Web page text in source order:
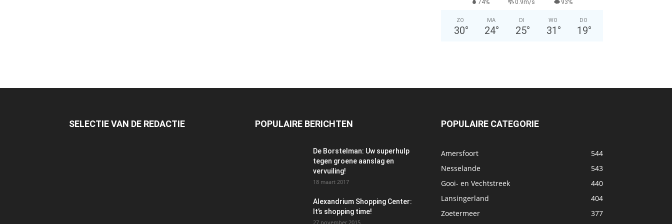
74% 0.9m/s 93%
ZO
30°
MA
24°
DI
25°
WO
31 °
DO
19°
SELECTIE VAN DE REDACTIE POPULAIRE BERICHTEN
De Borstelman: Uw superhulp
tegen groene aanslag en
vervuiling!
18 maart 2017
Alexandrium Shopping Center:
It’s shopping time!
27 november 2015
POPULAIRE CATEGORIE
Amersfoort
544
Nesselande
543
Gooi- en Vechtstreek
440
Lansingerland
404
Zoetermeer
377